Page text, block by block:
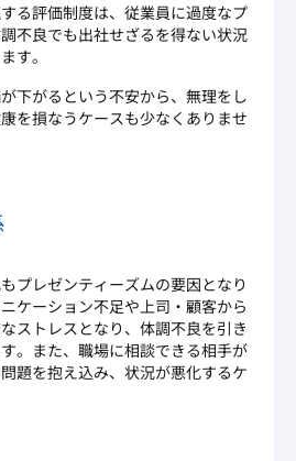
る評価制度は、従業員に過度なプ
不良でも出社せざるを得ない状況
す。
下がるという不安から、無理をし
を損なうケースも少なくありませ
プレゼンティーズムの要因となり
ケーション不足や上司・顧客から
ストレスとなり、体調不良を引き
。また、職場に相談できる相手が
題を抱え込み、状況が悪化するケ